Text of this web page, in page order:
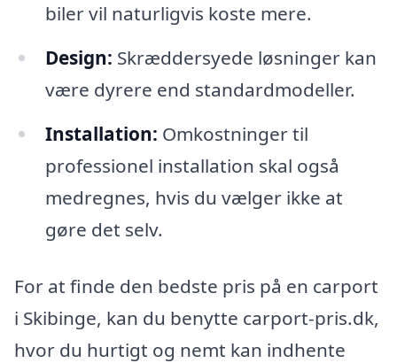
biler vil naturligvis koste mere.
Design: Skræddersyede løsninger kan
være dyrere end standardmodeller.
Installation: Omkostninger til
professionel installation skal også
medregnes, hvis du vælger ikke at
gøre det selv.
For at finde den bedste pris på en carport
i Skibinge, kan du benytte carport-pris.dk,
hvor du hurtigt og nemt kan indhente